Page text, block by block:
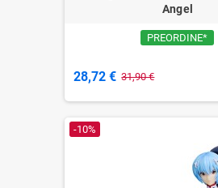
Angel
PREORDINE*
28,72 € 31,90 €
-10%